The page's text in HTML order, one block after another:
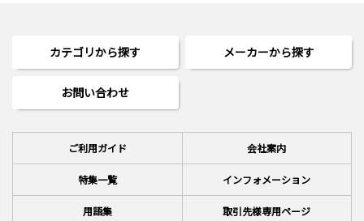
カテゴリから探す メーカーから探す
お問い合わせ
ご利用ガイド 会社案内
特集一覧 インフォメーション
用語集 取引先様専用ページ